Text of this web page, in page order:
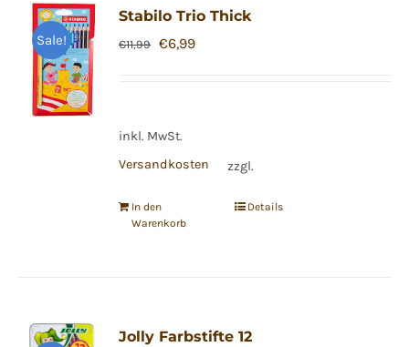
Sale!
Stabilo Trio Thick
€11,99 Ursprünglicher
€6,99Aktueller
inkl. MwSt.
zzgl.
Versandkosten
In den
Warenkorb
Details
Jolly Farbstifte 12